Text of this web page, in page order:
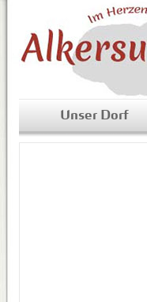
Unser Dorf